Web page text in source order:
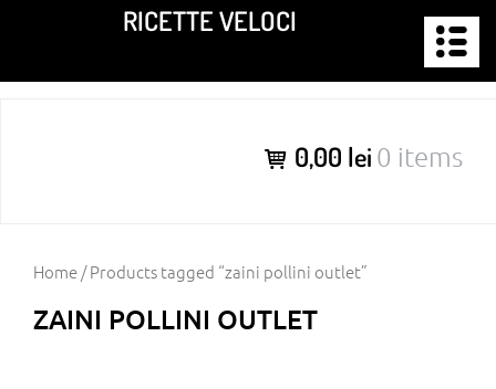
content
RICETTE VELOCI
0,00 lei 0 items
Home/ Products tagged “zaini pollini outlet”
ZAINI POLLINI OUTLET